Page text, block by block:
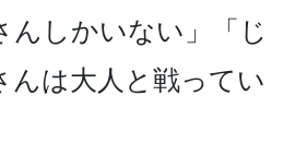
んしかいない」「じ
んは大人と戦ってい